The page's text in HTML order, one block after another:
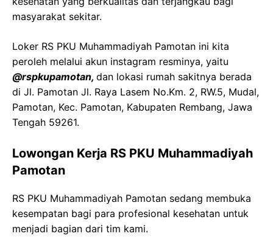
masyarakat sekitar.
Loker RS PKU Muhammadiyah Pamotan ini kita
peroleh melalui akun instagram resminya, yaitu
@rspkupamotan, dan lokasi rumah sakitnya berada
di Jl. Pamotan Jl. Raya Lasem No.Km. 2, RW.5, Mudal,
Pamotan, Kec. Pamotan, Kabupaten Rembang, Jawa
Tengah 59261.
Lowongan Kerja RS PKU Muhammadiyah
Pamotan
RS PKU Muhammadiyah Pamotan sedang membuka
kesempatan bagi para profesional kesehatan untuk
menjadi bagian dari tim kami.